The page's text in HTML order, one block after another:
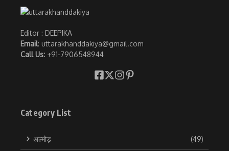
Editor : DEEPIKA
Email: uttarakhanddakiya@gmail.com
Call Us: +91-7906548944
Category List
अल्मोड़ (49)